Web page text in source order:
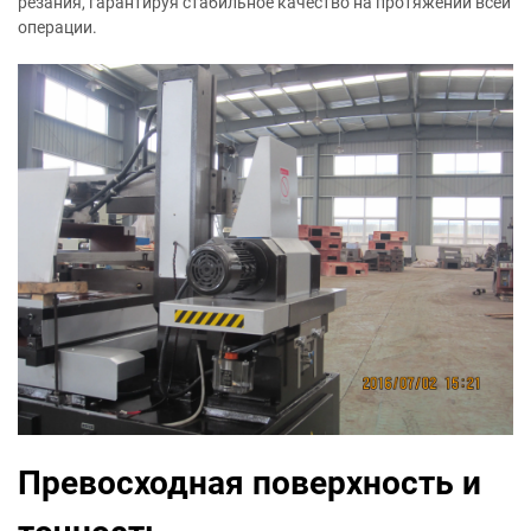
операции.
Превосходная поверхность и